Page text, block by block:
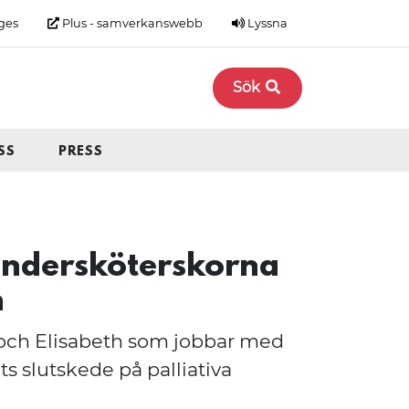
Plus - samverkanswebb Lyssna
Sök
PRESS
Elisabeth som jobbar med
slutskede på palliativa